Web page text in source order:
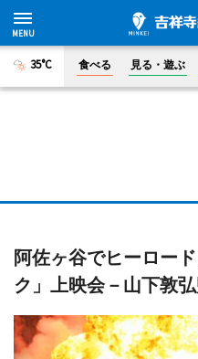
35°C 食べる 見る・遊ぶ
阿佐ヶ谷でヒーロー
ク」上映会－山下敦